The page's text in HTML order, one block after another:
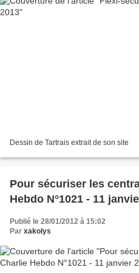
Dessin de Tartrais extrait de son site
Pour sécuriser les
Hebdo N°1021 - 11
Publié le 28/01/2012 à 15:02
Par xakolys